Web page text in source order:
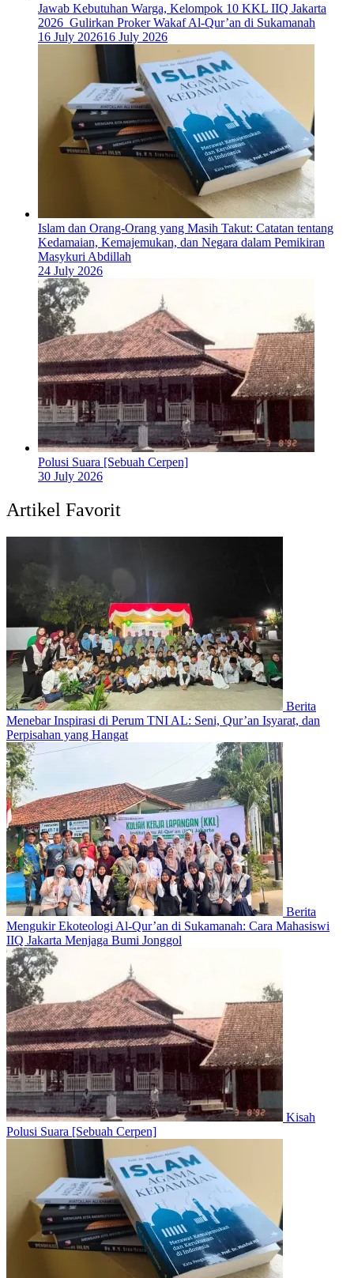
Jawab Kebutuhan Warga, Kelompok 10 KKL IIQ Jakarta
2026 Gulirkan Proker Wakaf Al-Qur’an di Sukamanah
16 July 202616 July 2026
Islam dan Orang-Orang yang Masih Takut: Catatan tentang
Kedamaian, Kemajemukan, dan Negara dalam Pemikiran
Masykuri Abdillah
24 July 2026
Polusi Suara [Sebuah Cerpen]
30 July 2026
Artikel Favorit
Berita
Menebar Inspirasi di Perum TNI AL: Seni, Qur’an Isyarat, dan
Perpisahan yang Hangat
Berita
Mengukir Ekoteologi Al-Qur’an di Sukamanah: Cara Mahasiswi
IIQ Jakarta Menjaga Bumi Jonggol
Kisah
Polusi Suara [Sebuah Cerpen]